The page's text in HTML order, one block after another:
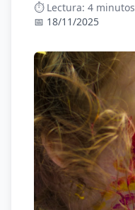
⏱️ Lectura: 4 minutos
📅 18/11/2025